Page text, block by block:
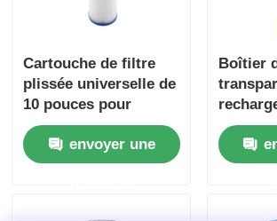
Cartouche de filtre
plissée universelle de
10 pouces pour
piscine réduit la
rouille des sédiments
de sable et de saleté
envoyer une
Boîtier
pouces
filtrante